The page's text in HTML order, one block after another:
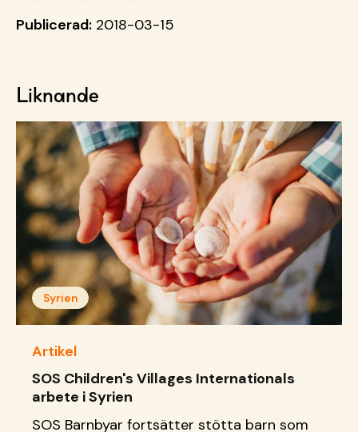
Publicerad: 2018-03-15
Liknande
Syrien
Artikel
SOS Children's Villages Internationals
arbete i Syrien
SOS Barnbyar fortsätter stötta barn som